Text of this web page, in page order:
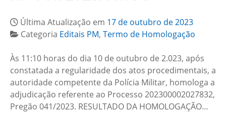
Última Atualização em 17 de outubro de 2023
Categoria Editais PM, Termo de Homologação
Às 11:10 horas do dia 10 de outubro de 2.023, após
constatada a regularidade dos atos procedimentais, a
autoridade competente da Polícia Militar, homologa a
adjudicação referente ao Processo 202300002027832,
Pregão 041/2023. RESULTADO DA HOMOLOGAÇÃO…